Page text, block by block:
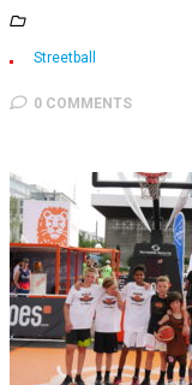
Streetball
0 COMMENTS